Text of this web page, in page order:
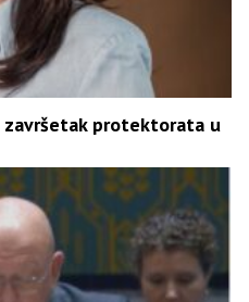
završetak protektorata u